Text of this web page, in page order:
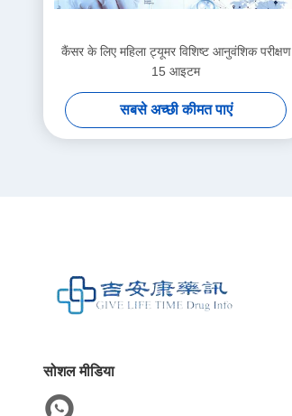
कैंसर के लिए महिला ट्यूमर विशिष्ट आनुवंशिक परीक्षण
15 आइटम
सबसे अच्छी कीमत पाएं
सोशल मीडिया